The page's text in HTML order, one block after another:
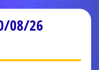
08/26